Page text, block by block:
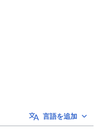
言語を追加